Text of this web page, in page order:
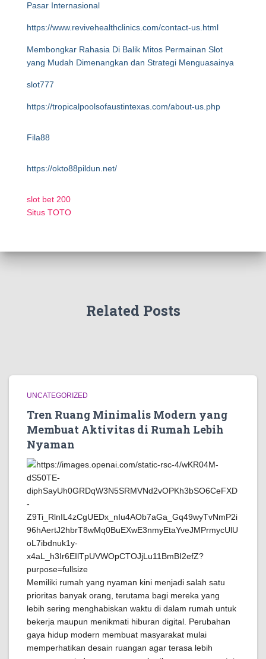
Pasar Internasional
https://www.revivehealthclinics.com/contact-us.html
Membongkar Rahasia Di Balik Mitos Permainan Slot
yang Mudah Dimenangkan dan Strategi Menguasainya
slot777
https://tropicalpoolsofaustintexas.com/about-us.php
Fila88
https://okto88pildun.net/
slot bet 200
Situs TOTO
Related Posts
UNCATEGORIZED
Tren Ruang Minimalis Modern yang
Membuat Aktivitas di Rumah Lebih
Nyaman
Memiliki rumah yang nyaman kini menjadi salah satu
prioritas banyak orang, terutama bagi mereka yang
lebih sering menghabiskan waktu di dalam rumah untuk
bekerja maupun menikmati hiburan digital. Perubahan
gaya hidup modern membuat masyarakat mulai
memperhatikan desain ruangan agar terasa lebih